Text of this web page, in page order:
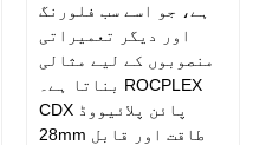
ہے، جو اسے سب فلورنگ
اور دیگر تعمیراتی
منصوبوں کے لیے مثالی
بناتا ہے۔ ROCPLEX
CDX پائن پلائیووڈ
28mm طاقت اور قابل